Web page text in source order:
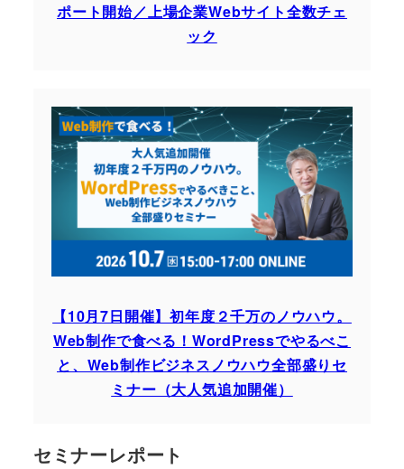
ポート開始／上場企業Webサイト全数チェ
ック
【10月7日開催】初年度２千万のノウハウ。
Web制作で食べる！WordPressでやるべこ
と、Web制作ビジネスノウハウ全部盛りセ
ミナー（大人気追加開催）
セミナーレポート